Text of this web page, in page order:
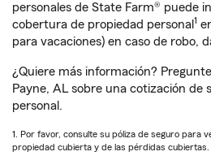
personales de State Farm® puede
cobertura de propiedad personal 1
para vacaciones) en caso de robo,
¿Quiere más información?
Payne, AL sobre una cotización de
personal.
1. Por favor, consulte su póliza de seguro para
propiedad cubierta y de las pérdidas cubiertas.